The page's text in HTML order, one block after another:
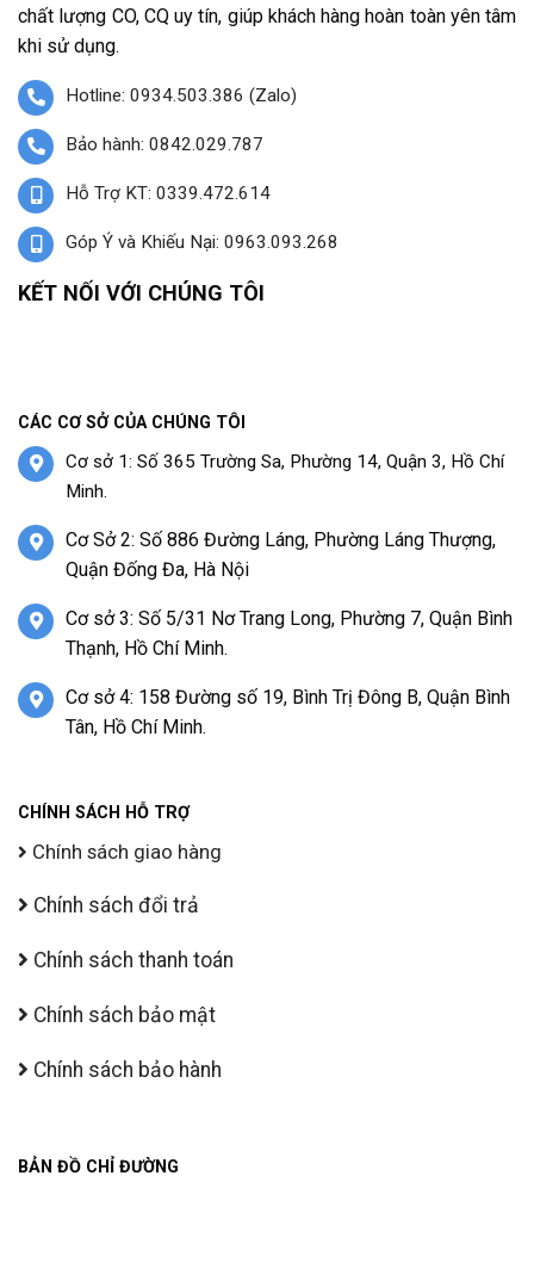
chất lượng CO, CQ uy tín, giúp khách hàng hoàn toàn yên tâm
khi sử dụng.
Hotline: 0934.503.386 (Zalo)
Bảo hành: 0842.029.787
Hỗ Trợ KT: 0339.472.614
Góp Ý và Khiếu Nại: 0963.093.268
KẾT NỐI VỚI CHÚNG TÔI
CÁC CƠ SỞ CỦA CHÚNG TÔI
Cơ sở 1: Số 365 Trường Sa, Phường 14, Quận 3, Hồ Chí
Minh.
Cơ Sở 2: Số 886 Đường Láng, Phường Láng Thượng,
Quận Đống Đa, Hà Nội
Cơ sở 3: Số 5/31 Nơ Trang Long, Phường 7, Quận Bình
Thạnh, Hồ Chí Minh.
Cơ sở 4: 158 Đường số 19, Bình Trị Đông B, Quận Bình
Tân, Hồ Chí Minh.
CHÍNH SÁCH HỖ TRỢ
Chính sách giao hàng
Chính sách đổi trả
Chính sách thanh toán
Chính sách bảo mật
Chính sách bảo hành
BẢN ĐỒ CHỈ ĐƯỜNG